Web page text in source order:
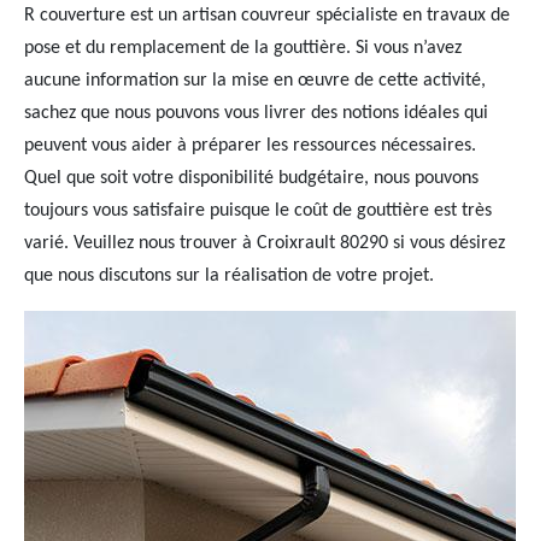
R couverture est un artisan couvreur spécialiste en travaux de
pose et du remplacement de la gouttière. Si vous n’avez
aucune information sur la mise en œuvre de cette activité,
sachez que nous pouvons vous livrer des notions idéales qui
peuvent vous aider à préparer les ressources nécessaires.
Quel que soit votre disponibilité budgétaire, nous pouvons
toujours vous satisfaire puisque le coût de gouttière est très
varié. Veuillez nous trouver à Croixrault 80290 si vous désirez
que nous discutons sur la réalisation de votre projet.